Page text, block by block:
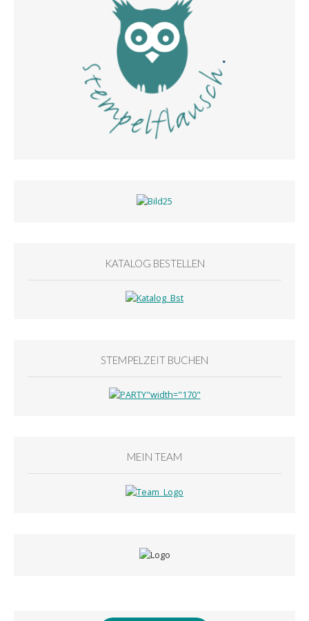
KATALOG BESTELLEN
STEMPELZEIT BUCHEN
MEIN TEAM